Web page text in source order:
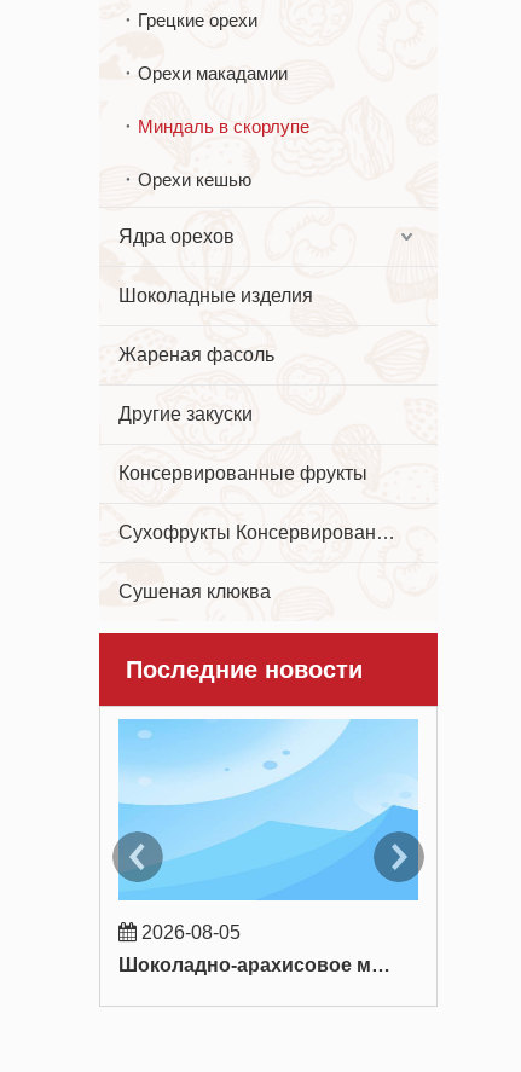
Грецкие орехи
Орехи макадамии
Миндаль в скорлупе
Орехи кешью
Ядра орехов
Шоколадные изделия
Жареная фасоль
Другие закуски
Консервированные фрукты
Сухофрукты Консервированные фрукты
Сушеная клюква
Последние новости
2026-08-05
Шоколадно-арахисовое мороженое